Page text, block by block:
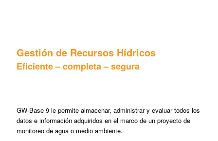
Gestión de Recursos Hídricos
Eficiente – completa – segura
GW-Base 9 le permite almacenar, administrar y evaluar todos los
datos e información adquiridos en el marco de un proyecto de
monitoreo de agua o medio ambiente.